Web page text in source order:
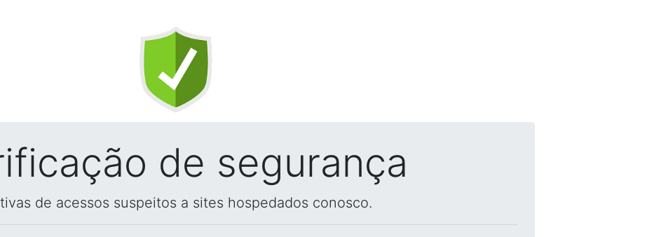
de segurança
de acessos suspeitos a sites hospedados conosco.